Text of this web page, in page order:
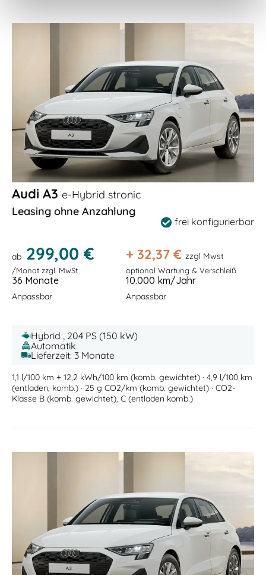
Audi A3 e-Hybrid stronic
Leasing ohne Anzahlung
frei konfigurierbar
ab 299,00 €
/Monat zzgl. MwSt
+ 32,37€ zzgl Mwst
optional Wartung & Verschleiß
36 Monate
Anpassbar
10.000 km/Jahr
Anpassbar
Hybrid , 204 PS (150 kW)
Automatik
Lieferzeit: 3 Monate
1,1 l/100 km + 12,2 kWh/100 km (komb. gewichtet) · 4,9 l/100 km
(entladen, komb.) · 25 g CO2/km (komb. gewichtet) · CO2-
Klasse B (komb. gewichtet), C (entladen komb.)